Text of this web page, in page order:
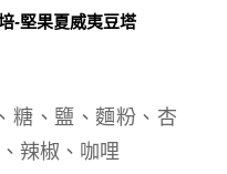
糖、鹽、麵粉、 杏
辣椒、咖哩